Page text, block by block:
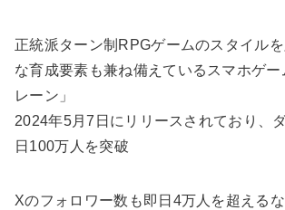
正統派ターン制RPGゲームのスタイル
な育成要素も兼ね備えているスマホゲ
レーン」
2024年5月7日にリリースされており、
日100万人を突破
Xのフォロワー数も即日4万人を超える